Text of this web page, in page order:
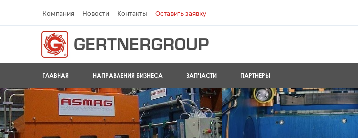
Компания Новости Контакты Оставить заявку
ГЛАВНАЯ НАПРАВЛЕНИЯ БИЗНЕСА ЗАПЧАСТИ ПАРТНЕРЫ